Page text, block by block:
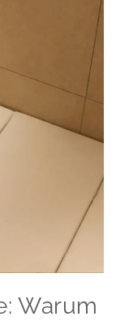
Warum